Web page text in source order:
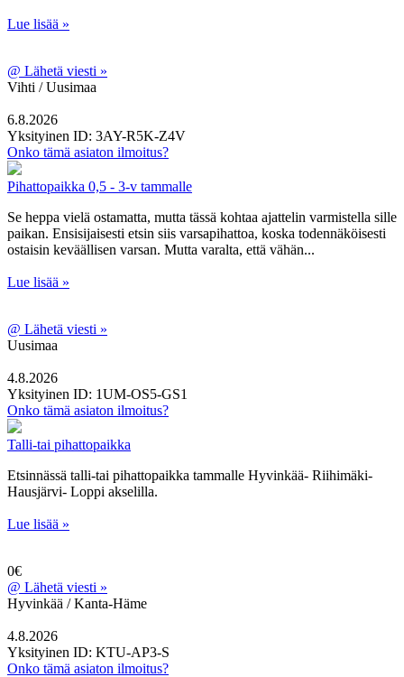
Lue lisää »
@ Lähetä viesti »
Vihti / Uusimaa
6.8.2026
Yksityinen ID: 3AY-R5K-Z4V
Onko tämä asiaton ilmoitus?
Pihattopaikka 0,5 - 3-v tammalle
Se heppa vielä ostamatta, mutta tässä kohtaa ajattelin varmistella sille
paikan. Ensisijaisesti etsin siis varsapihattoa, koska todennäköisesti
ostaisin keväällisen varsan. Mutta varalta, että vähän...
Lue lisää »
@ Lähetä viesti »
Uusimaa
4.8.2026
Yksityinen ID: 1UM-OS5-GS1
Onko tämä asiaton ilmoitus?
Talli-tai pihattopaikka
Etsinnässä talli-tai pihattopaikka tammalle Hyvinkää- Riihimäki-
Hausjärvi- Loppi akselilla.
Lue lisää »
0€
@ Lähetä viesti »
Hyvinkää / Kanta-Häme
4.8.2026
Yksityinen ID: KTU-AP3-S
Onko tämä asiaton ilmoitus?